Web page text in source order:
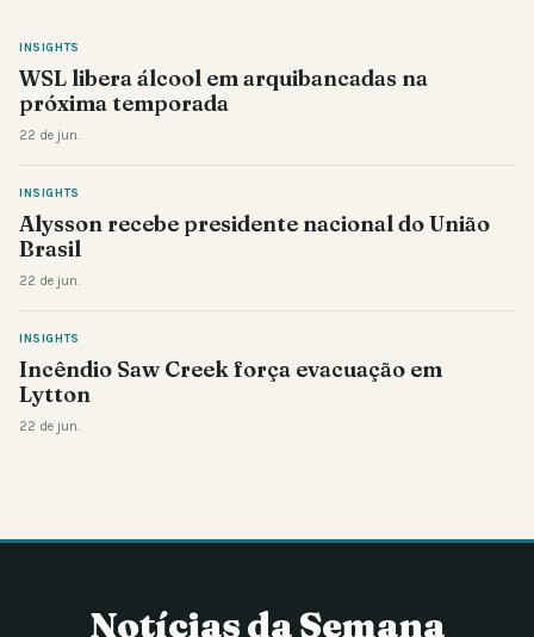
INSIGHTS
WSL libera álcool em arquibancadas na
próxima temporada
22 de jun.
INSIGHTS
Alysson recebe presidente nacional do União
Brasil
22 de jun.
INSIGHTS
Incêndio Saw Creek força evacuação em
Lytton
22 de jun.
Notícias da Semana